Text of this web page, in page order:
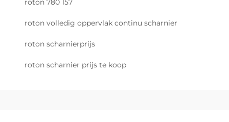
roton 780 157
roton volledig oppervlak continu scharnier
roton scharnierprijs
roton scharnier prijs te koop